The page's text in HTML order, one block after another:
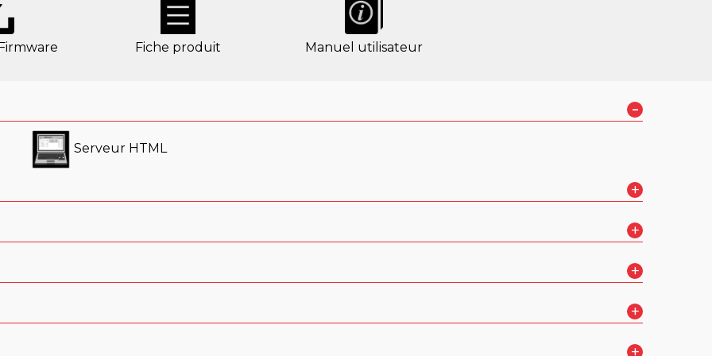
Fiche produit Manuel utilisateur
-
Serveur HTML
+
un téléphone 1/3RU certifié broadcast pour le studio
+
+
+
+